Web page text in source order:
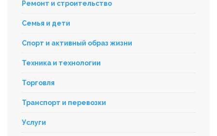
Ремонт и строительство
Семья и дети
Спорт и активный образ жизни
Техника и технологии
Торговля
Транспорт и перевозки
Услуги